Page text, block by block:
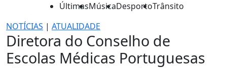
ÚltimasMúsicaDesportoTrânsito
NOTÍCIAS | ATUALIDADE
Diretora do Conselho de
Escolas Médicas Portuguesas